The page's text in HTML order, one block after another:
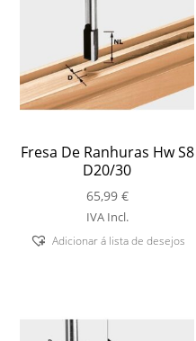
Fresa De Ranhuras Hw S8
D20/30
65,99 €
IVA Incl.
Adicionar á lista de desejos